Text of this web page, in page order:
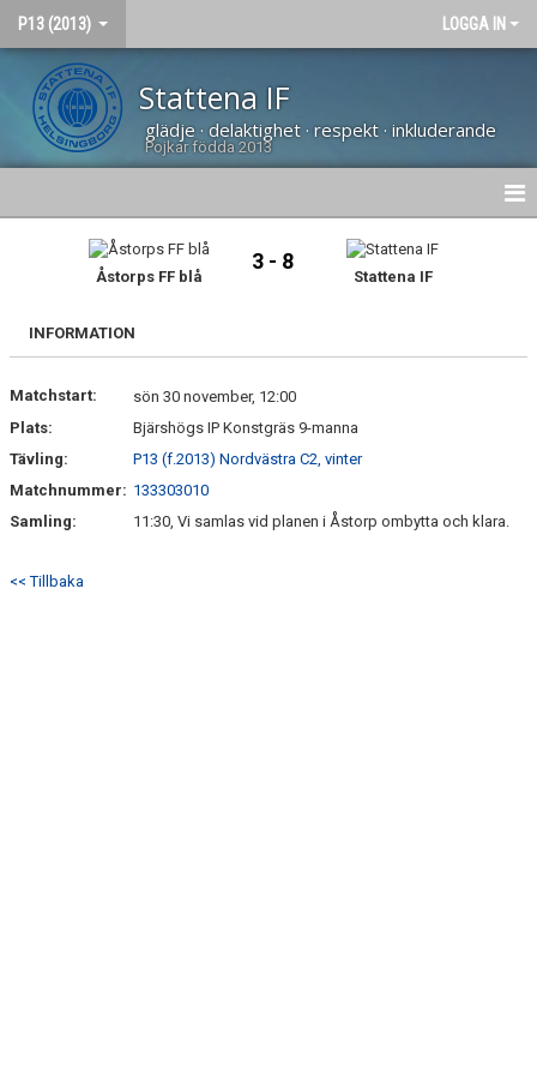
P13 (2013) LOGGA IN
Stattena IF
glädje · delaktighet · respekt · inkluderande
Pojkar födda 2013
DOKUMENT
BILDGALLERI
KALENDER
Åstorps FF blå
3 - 8
Stattena IF
INFORMATION
Matchstart:
sön 30 november, 12:00
Plats:
Bjärshögs IP Konstgräs 9-manna
Tävling:
P13 (f.2013) Nordvästra C2, vinter
Matchnummer: 133303010
Samling:
11:30, Vi samlas vid planen i Åstorp ombytta och klara.
<< Tillbaka